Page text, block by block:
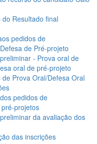
do Resultado final
pedidos de
de Pré-projeto
- Prova oral de
oral de pré-projeto
Prova Oral/Defesa Oral
pedidos de
projetos
da avaliação dos
das inscrições